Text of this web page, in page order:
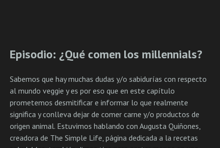
Episodio: ¿Qué comen los millennials?
Sabemos que hay muchas dudas y/o sabidurías con respecto
al mundo veggie y es por eso que en este capítulo
prometemos desmitificar e informar lo que realmente
significa y conlleva dejar de comer carne y/o productos de
origen animal. Estuvimos hablando con Augusta Quiñones,
creadora de The Simple Life, página dedicada a la recetas